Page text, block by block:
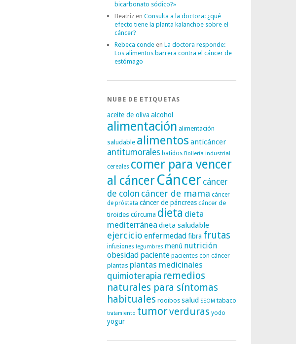
bicarbonato sódico?»
Beatriz en Consulta a la doctora: ¿qué
efecto tiene la planta kalanchoe sobre el
cáncer?
Rebeca conde en La doctora responde:
Los alimentos barrera contra el cáncer de
estómago
NUBE DE ETIQUETAS
aceite de oliva alcohol
alimentación alimentación
saludable alimentos anticáncer
antitumorales batidos Bollería industrial
cereales comer para vencer
al cáncerCáncer cáncer
de colon cáncer de mama cáncer
de próstata cáncer de páncreascáncer de
tiroides cúrcuma dieta dieta
mediterránea dieta saludable
ejercicio enfermedadfibra frutas
infusiones legumbres menú nutrición
obesidad paciente pacientes con cáncer
plantas plantas medicinales
quimioterapia remedios
naturales para síntomas
habituales rooibos salud SEOM tabaco
tratamiento tumorverduras yodo
yogur